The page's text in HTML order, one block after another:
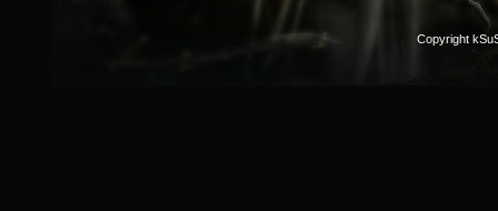
Copyright